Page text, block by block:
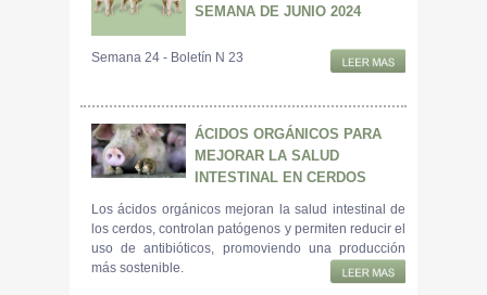
SEMANA DE JUNIO 2024
Semana 24 - Boletín N 23
ÁCIDOS ORGÁNICOS PARA
MEJORAR LA SALUD
INTESTINAL EN CERDOS
Los ácidos orgánicos mejoran la salud intestinal de
los cerdos, controlan patógenos y permiten reducir el
uso de antibióticos, promoviendo una producción
más sostenible.